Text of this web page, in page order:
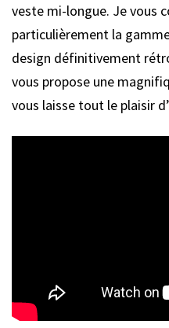
veste mi-longue. Je vous
particulièrement la
design définitivement
vous propose une
vous laisse tout le plaisir